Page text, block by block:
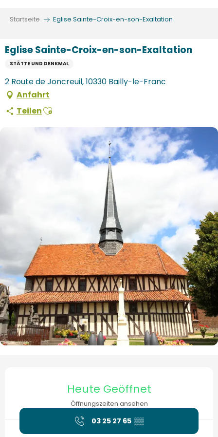
Startseite Eglise Sainte-Croix-en-son-Exaltation
Eglise Sainte-Croix-en-son-Exaltation
STÄTTE UND DENKMAL
2 Route de Joncreuil, 10330 Bailly-le-Franc
Anfahrt
TeilenAjouter aux favoris
Heute Geöffnet
Öffnungszeiten ansehen
03 25 27 65 ▒▒